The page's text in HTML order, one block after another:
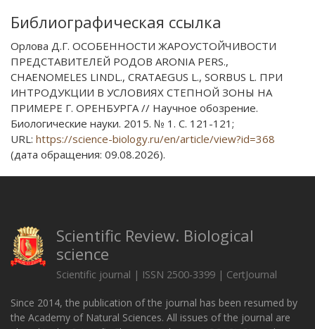
Библиографическая ссылка
Орлова Д.Г. ОСОБЕННОСТИ ЖАРОУСТОЙЧИВОСТИ
ПРЕДСТАВИТЕЛЕЙ РОДОВ ARONIA PERS.,
CHAENOMELES LINDL., CRATAEGUS L., SORBUS L. ПРИ
ИНТРОДУКЦИИ В УСЛОВИЯХ СТЕПНОЙ ЗОНЫ НА
ПРИМЕРЕ Г. ОРЕНБУРГА // Научное обозрение.
Биологические науки. 2015. № 1. С. 121-121;
URL: https://science-biology.ru/en/article/view?id=368
(дата обращения: 09.08.2026).
Scientific Review. Biological
science
Scientific journal | ISSN 2500-3399 | CertJournal
Since 2014, the publication of the journal has been resumed by
the Academy of Natural Sciences. All issues of the journal are